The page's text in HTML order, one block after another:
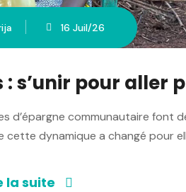
16 Juil/26
s’unir pour aller
d’épargne communautaire font
dynamique a changé pour
la suite